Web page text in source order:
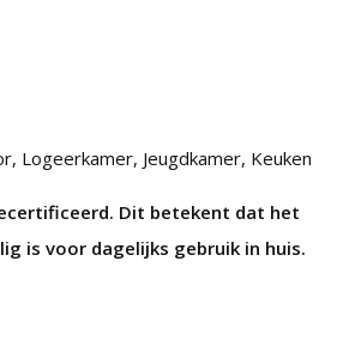
Logeerkamer, Jeugdkamer, Keuken
Dit betekent dat het
is voor dagelijks gebruik in huis.